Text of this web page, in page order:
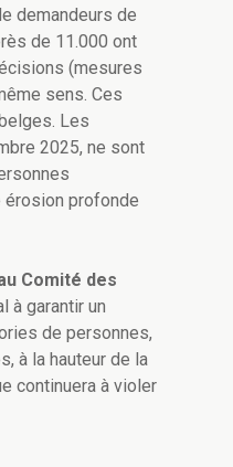
demandeurs de
de 11.000 ont
(mesures
sens. Ces
Les
2025, ne sont
érosion profonde
Comité des
à garantir un
de personnes,
à la hauteur de la
continuera à violer